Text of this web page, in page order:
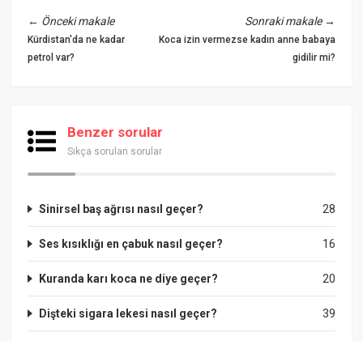
← Önceki makale
Kürdistan'da ne kadar
petrol var?
Sonraki makale→
Koca izin vermezse kadın anne babaya
gidilir mi?
Benzer sorular
Sıkça sorulan sorular
28
Sinirsel baş ağrısı nasıl geçer?
16
Ses kısıklığı en çabuk nasıl geçer?
20
Kuranda karı koca ne diye geçer?
39
Dişteki sigara lekesi nasıl geçer?